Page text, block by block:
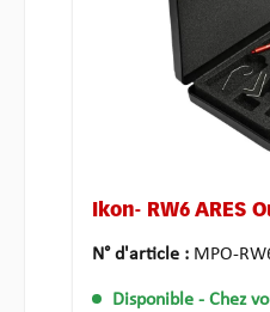
Ikon- RW6 ARES
N° d'article : MPO-
Disponible - Chez